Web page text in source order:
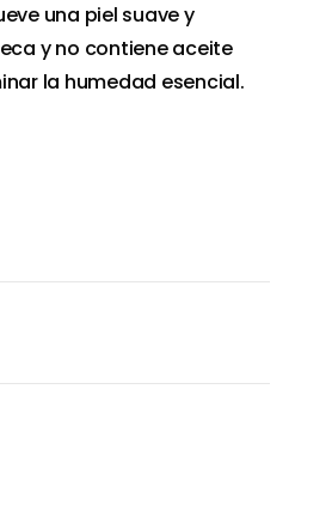
una piel suave y
y no contiene aceite
la humedad esencial.